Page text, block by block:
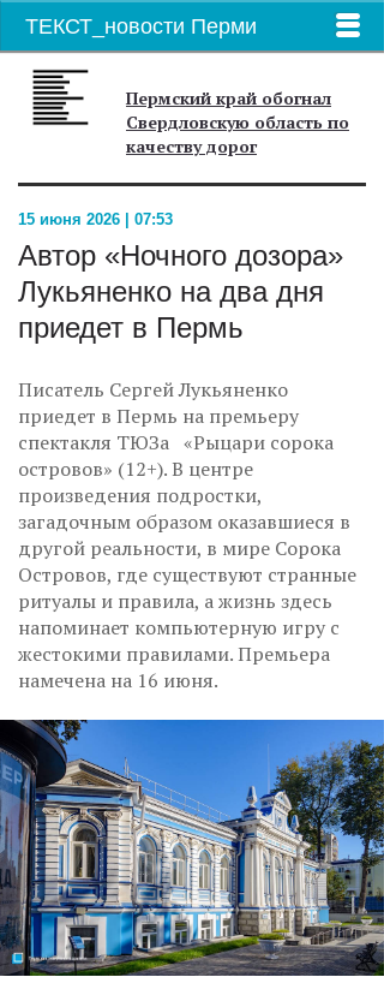
ТЕКСТ_новости Перми
Пермский край обогнал
Свердловскую область по
качеству дорог
15 июня 2026 | 07:53
Автор «Ночного дозора»
Лукьяненко на два дня
приедет в Пермь
Писатель Сергей Лукьяненко
приедет в Пермь на премьеру
спектакля ТЮЗа «Рыцари сорока
островов» (12+). В центре
произведения подростки,
загадочным образом оказавшиеся в
другой реальности, в мире Сорока
Островов, где существуют странные
ритуалы и правила, а жизнь здесь
напоминает компьютерную игру с
жестокими правилами. Премьера
намечена на 16 июня.